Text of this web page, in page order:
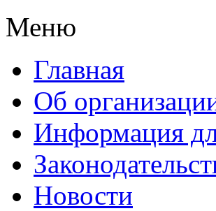
Меню
Главная
Об
Информация
Новости